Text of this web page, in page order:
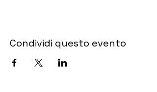
Condividi questo evento